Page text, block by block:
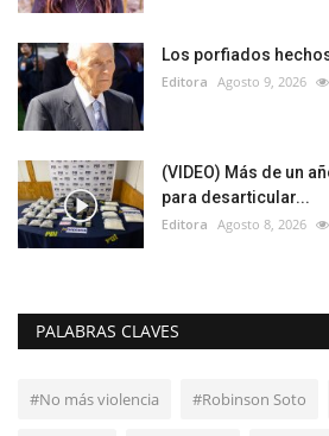
Los porfiados
Editora Agosto 9, 2026
(VIDEO) Más de un
para desarticular...
Editora Agosto 8, 2026
PALABRAS CLAVES
#No más violencia #Robinson Soto